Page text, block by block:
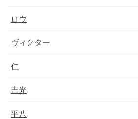
ロウ
ヴィクター
仁
吉光
平八